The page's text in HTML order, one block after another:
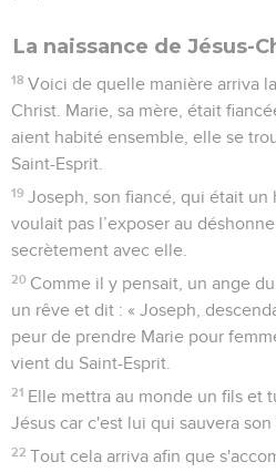
La naissance de Jésus-
18 Voici de quelle manière arriva
Christ. Marie, sa mère, était
aient habité ensemble, elle se
Saint-Esprit.
19 Joseph, son fiancé, qui était
voulait pas l’exposer au
secrètement avec elle.
20 Comme il y pensait, un ange
un rêve et dit : « Joseph,
peur de prendre Marie pour
vient du Saint-Esprit.
21 Elle mettra au monde un fils et
Jésus car c'est lui qui sauvera
22 Tout cela arriva afin que